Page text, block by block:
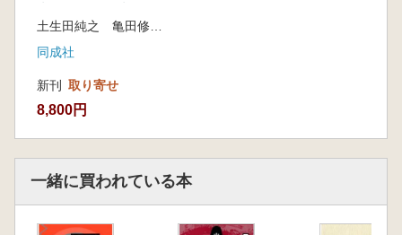
4 古代史からみた王権論 古村武彦
土生田純之 亀田修一 編
同成社
新刊 取り寄せ
8,800円
一緒に買われている本